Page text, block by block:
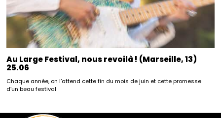
Au Large Festival, nous revoilà ! (Marseille, 13)
25.06
Chaque année, on l’attend cette fin du mois de juin et cette promesse
d’un beau festival